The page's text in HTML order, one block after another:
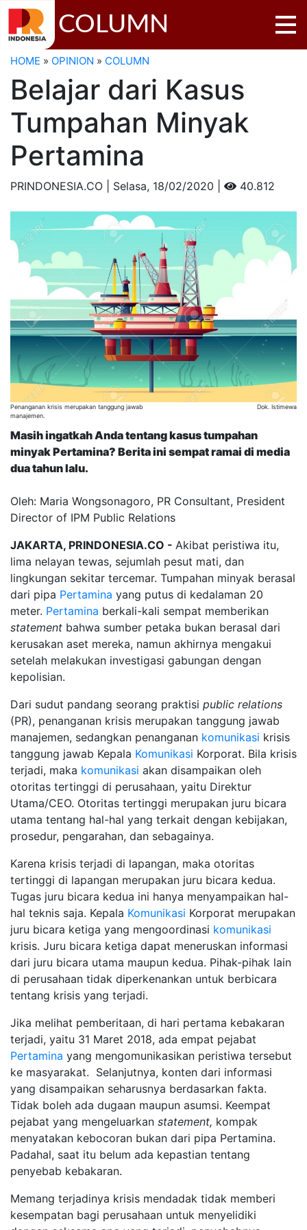
COLUMN
HOME » OPINION » COLUMN
Belajar dari Kasus
Tumpahan Minyak
Pertamina
PRINDONESIA.CO | Selasa, 18/02/2020 | 40.812
Penanganan krisis merupakan tanggung jawab
manajemen.
Dok. Istimewa
Masih ingatkah Anda tentang kasus tumpahan
minyak Pertamina? Berita ini sempat ramai di media
dua tahun lalu.
Oleh: Maria Wongsonagoro, PR Consultant, President
Director of IPM Public Relations
JAKARTA, PRINDONESIA.CO - Akibat peristiwa itu,
lima nelayan tewas, sejumlah pesut mati, dan
lingkungan sekitar tercemar. Tumpahan minyak berasal
dari pipa Pertamina yang putus di kedalaman 20
meter. Pertamina berkali-kali sempat memberikan
statement bahwa sumber petaka bukan berasal dari
kerusakan aset mereka, namun akhirnya mengakui
setelah melakukan investigasi gabungan dengan
kepolisian.
Dari sudut pandang seorang praktisi public relations
(PR), penanganan krisis merupakan tanggung jawab
manajemen, sedangkan penanganan komunikasi krisis
tanggung jawab Kepala Komunikasi Korporat. Bila krisis
terjadi, maka komunikasi akan disampaikan oleh
otoritas tertinggi di perusahaan, yaitu Direktur
Utama/CEO. Otoritas tertinggi merupakan juru bicara
utama tentang hal-hal yang terkait dengan kebijakan,
prosedur, pengarahan, dan sebagainya.
Karena krisis terjadi di lapangan, maka otoritas
tertinggi di lapangan merupakan juru bicara kedua.
Tugas juru bicara kedua ini hanya menyampaikan hal-
hal teknis saja. Kepala Komunikasi Korporat merupakan
juru bicara ketiga yang mengoordinasi komunikasi
krisis. Juru bicara ketiga dapat meneruskan informasi
dari juru bicara utama maupun kedua. Pihak-pihak lain
di perusahaan tidak diperkenankan untuk berbicara
tentang krisis yang terjadi.
Jika melihat pemberitaan, di hari pertama kebakaran
terjadi, yaitu 31 Maret 2018, ada empat pejabat
Pertamina yang mengomunikasikan peristiwa tersebut
ke masyarakat. Selanjutnya, konten dari informasi
yang disampaikan seharusnya berdasarkan fakta.
Tidak boleh ada dugaan maupun asumsi. Keempat
pejabat yang mengeluarkan statement, kompak
menyatakan kebocoran bukan dari pipa Pertamina.
Padahal, saat itu belum ada kepastian tentang
penyebab kebakaran.
Memang terjadinya krisis mendadak tidak memberi
kesempatan bagi perusahaan untuk menyelidiki